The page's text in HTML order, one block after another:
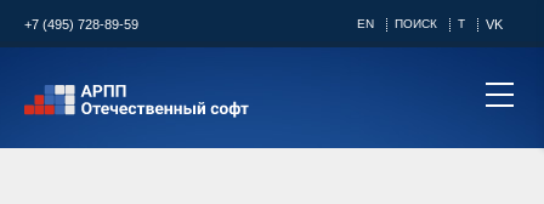
+7 (495) 728-89-59 EN ПОИСК T VK